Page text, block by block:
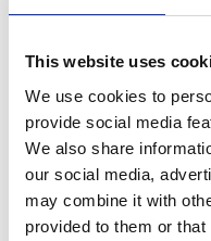
This website uses
We use cookies to
provide social media
We also share
our social media,
may combine it with
provided to them or